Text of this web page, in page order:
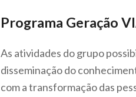
Programa Geração
As atividades do grupo
disseminação do
com a transformação das